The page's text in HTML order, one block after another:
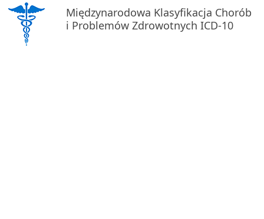
Międzynarodowa Klasyfikacja Chorób
i Problemów Zdrowotnych ICD-10